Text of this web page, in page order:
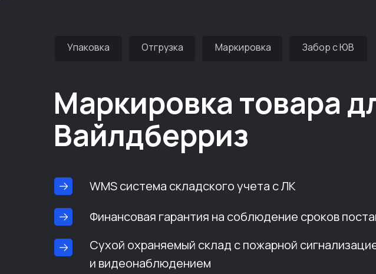
Упаковка
Маркировка товара
Вайлдберриз
Отгрузка
WMS система складского учета с ЛК
Маркировка
Финансовая гарантия на соблюдение сроков
Сухой охраняемый склад с пожарной
и видеонаблюдением
Забор с ЮВ